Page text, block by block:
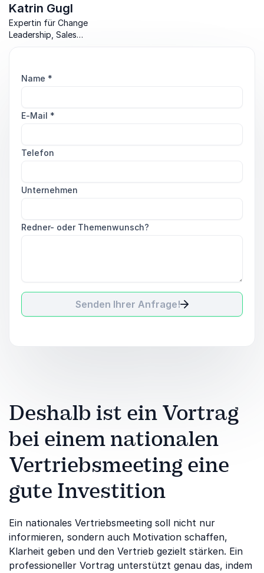
Katrin Gugl
Expertin für Change
Leadership, Sales
Name *
E-Mail *
Telefon
Unternehmen
Redner- oder Themenwunsch?
Senden Ihrer Anfrage!
Deshalb ist ein Vortrag
bei einem nationalen
Vertriebsmeeting eine
gute Investition
Ein nationales Vertriebsmeeting soll nicht nur
informieren, sondern auch Motivation schaffen,
Klarheit geben und den Vertrieb gezielt stärken. Ein
professioneller Vortrag unterstützt genau das, indem